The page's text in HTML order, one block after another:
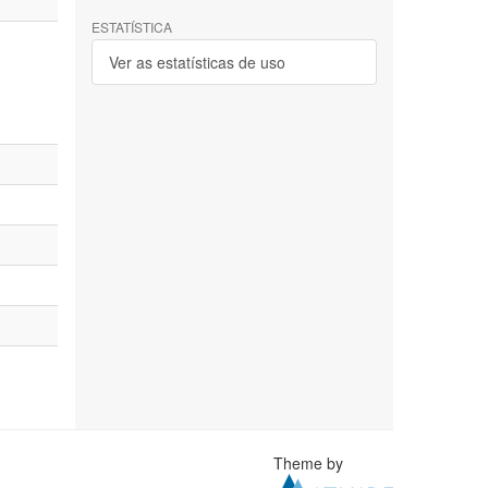
ESTATÍSTICA
Ver as estatísticas de uso
Theme by